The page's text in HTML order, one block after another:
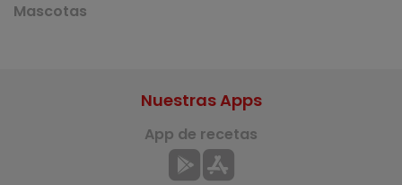
Mascotas
Nuestras Apps
App de recetas